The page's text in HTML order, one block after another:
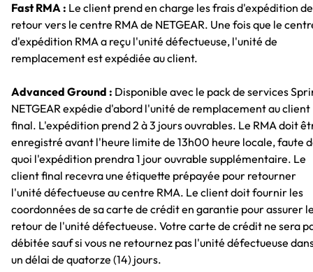
Fast RMA : Le client prend en charge les frais d'expédition de
retour vers le centre RMA de NETGEAR. Une fois que le
d'expédition RMA a reçu l'unité défectueuse, l'unité de
remplacement est expédiée au client.
Advanced Ground : Disponible avec le pack de services
NETGEAR expédie d'abord l'unité de remplacement au client
final. L'expédition prend 2 à 3 jours ouvrables. Le RMA doit
enregistré avant l'heure limite de 13h00 heure locale, faute
quoi l'expédition prendra 1 jour ouvrable supplémentaire. Le
client final recevra une étiquette prépayée pour retourner
l'unité défectueuse au centre RMA. Le client doit fournir les
coordonnées de sa carte de crédit en garantie pour assurer
retour de l'unité défectueuse. Votre carte de crédit ne sera
débitée sauf si vous ne retournez pas l'unité défectueuse
un délai de quatorze (14) jours.